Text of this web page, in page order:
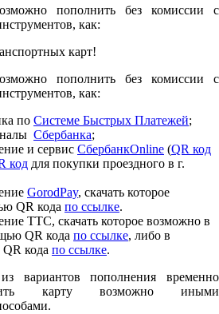
пополнить без комиссии с
как:
карт!
пополнить без комиссии с
как:
по Cистеме Быстрых Платежей;
Сбербанка;
и сервис СбербанкOnline (QR код
код для покупки проездного в г.
GorodPay, скачать которое
QR кода по ссылке.
ТТС, скачать которое возможно в
QR кода по ссылке, либо в
кода по ссылке.
вариантов пополнения временно
карту возможно иными